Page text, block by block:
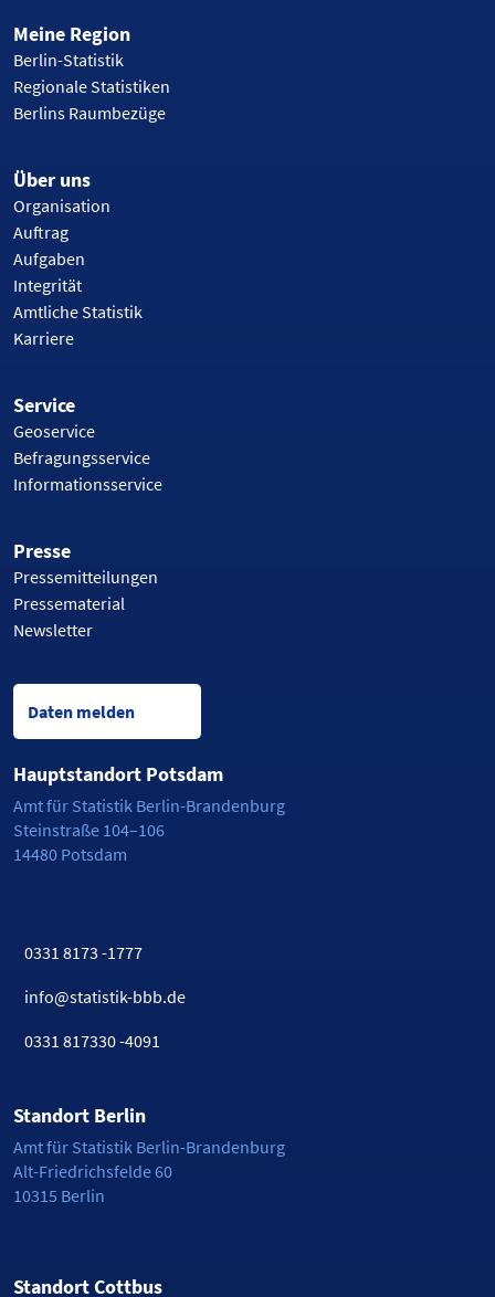
Meine Region
Berlin-Statistik
Regionale Statistiken
Berlins Raumbezüge
Über uns
Organisation
Auftrag
Aufgaben
Integrität
Amtliche Statistik
Karriere
Service
Geoservice
Befragungsservice
Informationsservice
Presse
Pressemitteilungen
Pressematerial
Newsletter
Daten melden
Hauptstandort Potsdam
Amt für Statistik Berlin-Brandenburg
Steinstraße 104–106
14480 Potsdam
0331 8173 -1777
info@statistik-bbb.de
0331 817330 -4091
Standort Berlin
Amt für Statistik Berlin-Brandenburg
Alt-Friedrichsfelde 60
10315 Berlin
Standort Cottbus